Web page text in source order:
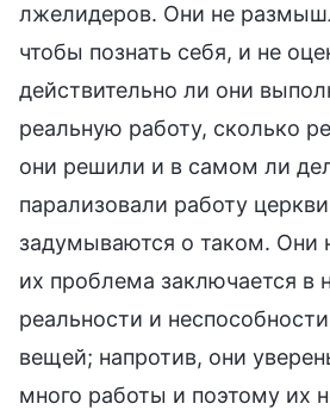
лжелидеров. Они не
чтобы познать себя, и не
действительно ли они
реальную работу, сколько
они решили и в самом ли
парализовали работу
задумываются о таком. Они
их проблема заключается в
реальности и
вещей; напротив, они
много работы и поэтому их